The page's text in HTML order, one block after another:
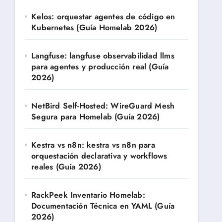
Kelos: orquestar agentes de código en
Kubernetes (Guía Homelab 2026)
Langfuse: langfuse observabilidad llms
para agentes y producción real (Guía
2026)
NetBird Self-Hosted: WireGuard Mesh
Segura para Homelab (Guía 2026)
Kestra vs n8n: kestra vs n8n para
orquestación declarativa y workflows
reales (Guía 2026)
RackPeek Inventario Homelab:
Documentación Técnica en YAML (Guía
2026)